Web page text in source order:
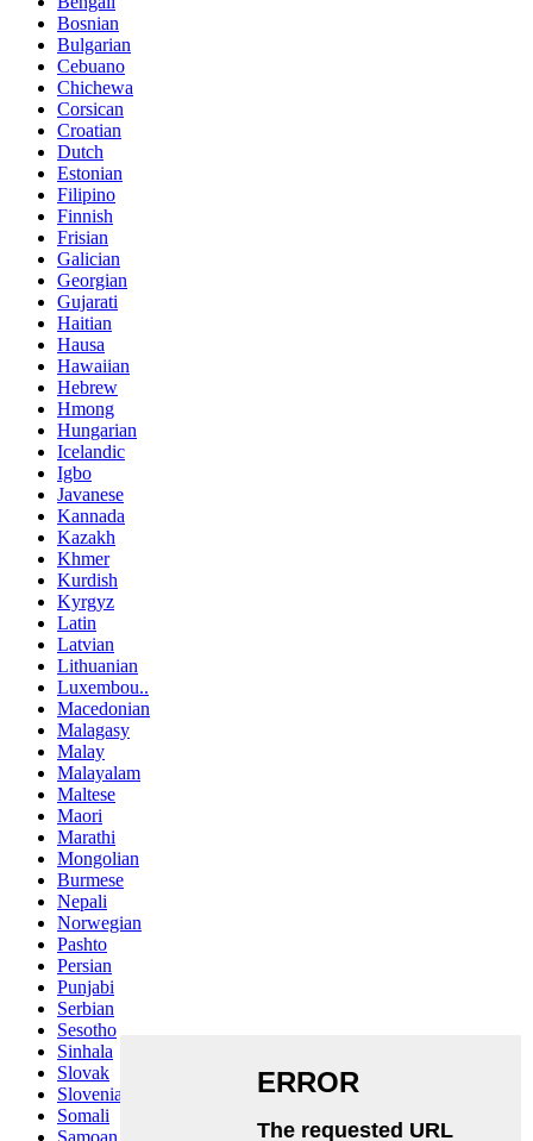
Bosnian
Bulgarian
Cebuano
Chichewa
Corsican
Croatian
Dutch
Estonian
Filipino
Finnish
Frisian
Galician
Georgian
Gujarati
Haitian
Hausa
Hawaiian
Hebrew
Hmong
Hungarian
Icelandic
Igbo
Javanese
Kannada
Kazakh
Khmer
Kurdish
Kyrgyz
Latin
Latvian
Lithuanian
Luxembou..
Macedonian
Malagasy
Malay
Malayalam
Maltese
Maori
Marathi
Mongolian
Burmese
Nepali
Norwegian
Pashto
Persian
Punjabi
Serbian
Sesotho
Sinhala
Slovak
Slovenian
Somali
Samoan